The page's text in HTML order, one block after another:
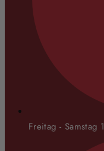
Freitag -